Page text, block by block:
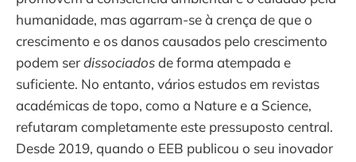
humanidade, mas agarram-se à crença de que o
crescimento e os danos causados ​​pelo crescimento
podem serdissociadosde forma atempada e
suficiente. No entanto, vários estudos em revistas
académicas de topo, como a Nature e a Science,
refutaram completamente este pressuposto central.
Desde 2019, quando o EEB publicou o seu inovador